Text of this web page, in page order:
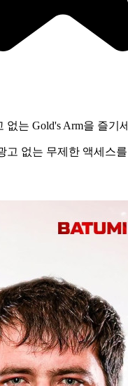
없는 Gold's Arm을 즐기
고 없는 무제한 액세스